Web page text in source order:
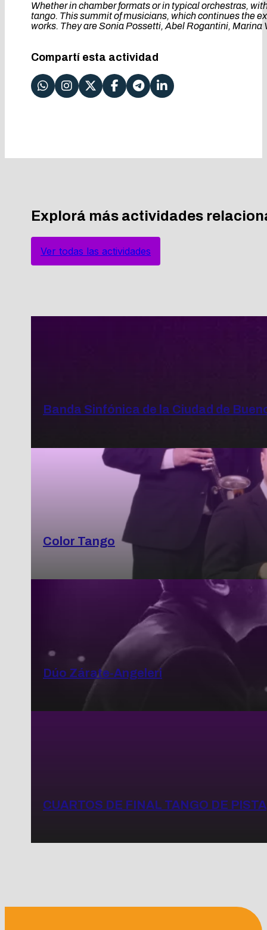
Whether in chamber formats or in typical orchestras,
tango. This summit of musicians, which continues the
works. They are Sonia Possetti, Abel Rogantini,
Compartí esta actividad
Explorá más actividades
Ver todas las actividades
Banda Sinfónica de la Ciudad de
Color Tango
Dúo Zárate-Angeleri
CUARTOS DE FINAL TANGO DE PISTA